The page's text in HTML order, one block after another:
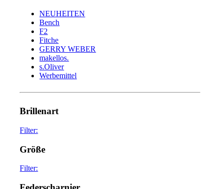
NEUHEITEN
Bench
F2
Fitche
GERRY WEBER
makellos.
s.Oliver
Werbemittel
Brillenart
Filter:
sunglasses
Größe
Filter:
2